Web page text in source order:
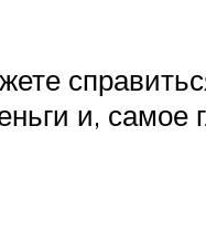
и, самое